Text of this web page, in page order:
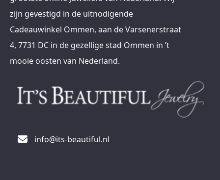
zijn gevestigd in de uitnodigende
Cadeauwinkel Ommen, aan de Varsenerstraat
4, 7731 DC in de gezellige stad Ommen in ’t
mooie oosten van Nederland.
info@its-beautiful.nl